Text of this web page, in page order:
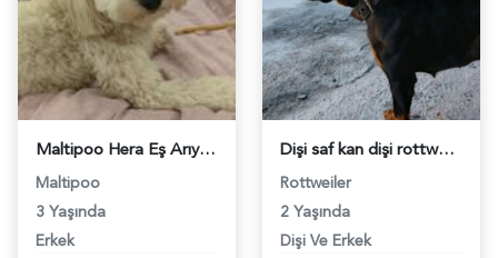
Maltipoo Hera Eş Arıyor - 1178
Maltipoo
3 Yaşında
Erkek
Dişi saf kan dişi rottweilera eş yakın şehirlerden - 118973186
Rottweiler
2 Yaşında
Dişi Ve Erkek